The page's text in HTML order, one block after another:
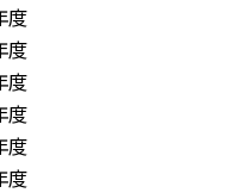
度
度
度
度
度
度